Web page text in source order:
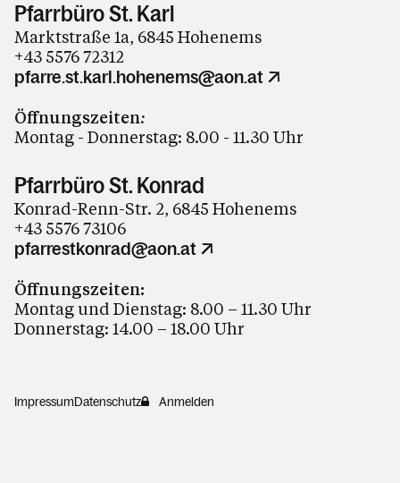
Pfarrbüro St. Karl
Marktstraße 1a, 6845 Hohenems
+43 5576 72312
pfarre.st.karl.hohenems@aon.at
Öffnungszeiten:
Montag - Donnerstag: 8.00 - 11.30 Uhr
Pfarrbüro St. Konrad
Konrad-Renn-Str. 2, 6845 Hohenems
+43 5576 73106
pfarrestkonrad@aon.at
Öffnungszeiten:
Montag und Dienstag: 8.00 – 11.30 Uhr
Donnerstag: 14.00 – 18.00 Uhr
ImpressumDatenschutz Anmelden